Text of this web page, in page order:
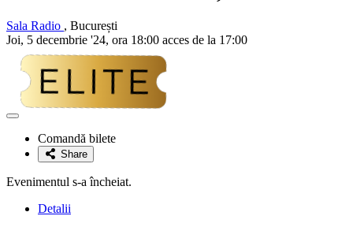
Sala Radio , București
Joi, 5 decembrie '24, ora 18:00 acces de la 17:00
Adaugă
favoriteComandă bilete
Share
Evenimentul s-a încheiat.
Detalii